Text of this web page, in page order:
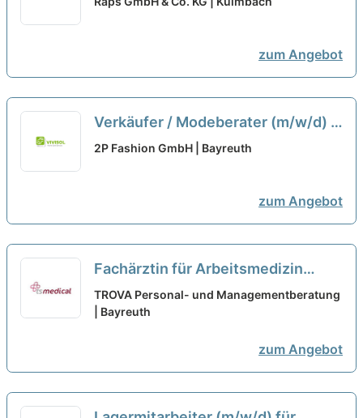
zum Angebot
Verkäufer / Modeberater (m/w/d) -
Vollzeit | Teilzeit | Minijob - CEP /
2P Fashion GmbH | Bayreuth
zum Angebot
Fachärztin für Arbeitsmedizin
(m/w/d) Bayreuth - Teilzeit /
Vollzeit
TROVA Personal- und Managementberatung
| Bayreuth
zum Angebot